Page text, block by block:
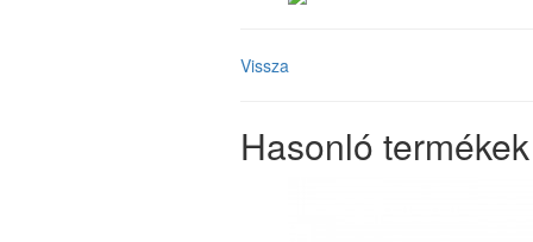
Vissza
Hasonló termékek